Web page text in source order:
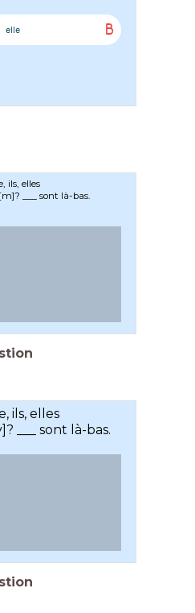
B
elle
ils, elles
___ sont là-bas.
ils, elles
___ sont là-bas.